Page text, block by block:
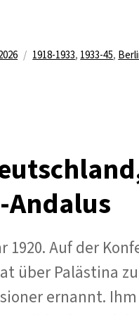
Schlagwörter
1918-1933, 1933-45,
1920. Auf der
über Palästina
ernannt.